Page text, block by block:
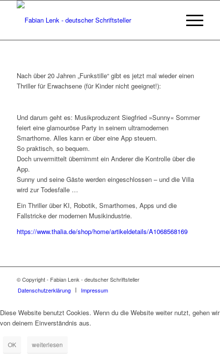
Nach über 20 Jahren „Funkstille“ gibt es jetzt mal wieder einen
Thriller für Erwachsene (für Kinder nicht geeignet!):
Und darum geht es: Musikproduzent Siegfried »Sunny« Sommer
feiert eine glamouröse Party in seinem ultramodernen
Smarthome. Alles kann er über eine App steuern.
So praktisch, so bequem.
Doch unvermittelt übernimmt ein Anderer die Kontrolle über die
App.
Sunny und seine Gäste werden eingeschlossen – und die Villa
wird zur Todesfalle …
Ein Thriller über KI, Robotik, Smarthomes, Apps und die
Fallstricke der modernen Musikindustrie.
https://www.thalia.de/shop/home/artikeldetails/A1068568169
© Copyright - Fabian Lenk - deutscher Schriftsteller
Datenschutzerklärung
Impressum
Diese Website benutzt Cookies. Wenn du die Website weiter nutzt, gehen wir
von deinem Einverständnis aus.
OK weiterlesen